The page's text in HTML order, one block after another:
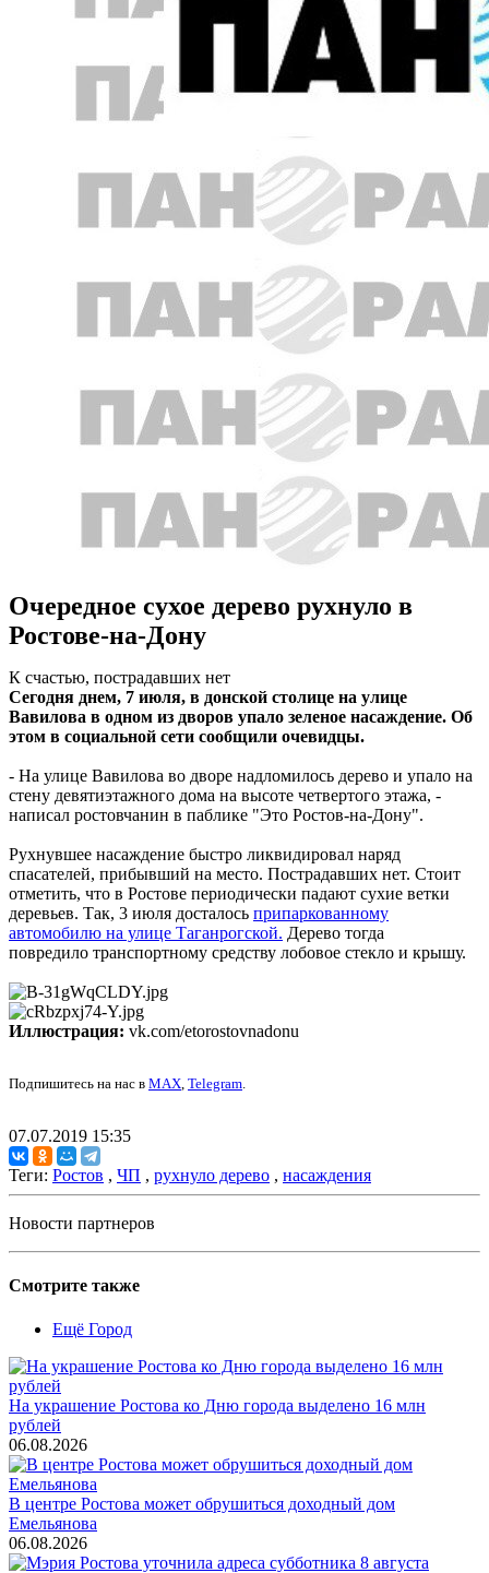
Очередное сухое дерево рухнуло в
Ростове-на-Дону
К счастью, пострадавших нет
Сегодня днем, 7 июля, в донской столице на улице
Вавилова в одном из дворов упало зеленое насаждение. Об
этом в социальной сети сообщили очевидцы.
- На улице Вавилова во дворе надломилось дерево и упало на
стену девятиэтажного дома на высоте четвертого этажа, -
написал ростовчанин в паблике "Это Ростов-на-Дону".
Рухнувшее насаждение быстро ликвидировал наряд
спасателей, прибывший на место. Пострадавших нет. Стоит
отметить, что в Ростове периодически падают сухие ветки
деревьев. Так, 3 июля досталось припаркованному
автомобилю на улице Таганрогской. Дерево тогда
повредило транспортному средству лобовое стекло и крышу.
Иллюстрация: vk.com/etorostovnadonu
Подпишитесь на нас в MAX, Telegram.
07.07.2019 15:35
Теги: Ростов , ЧП , рухнуло дерево , насаждения
Новости партнеров
Смотрите также
Ещё Город
На украшение Ростова ко Дню города выделено 16 млн
рублей
06.08.2026
В центре Ростова может обрушиться доходный дом
Емельянова
06.08.2026